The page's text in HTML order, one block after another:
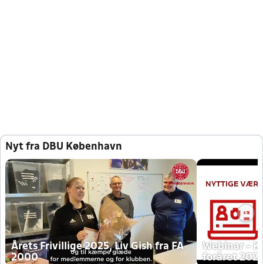
Nyt fra DBU København
Årets Frivillige 2025, Liv Gish fra FA
2000
Webinar -
foråret